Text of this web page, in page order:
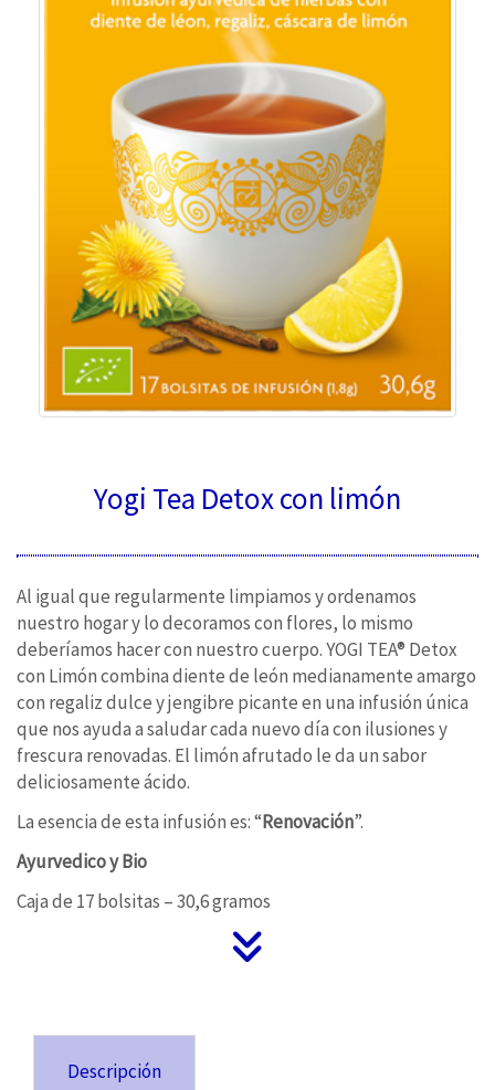
Yogi Tea Detox con limón
Al igual que regularmente limpiamos y ordenamos
nuestro hogar y lo decoramos con flores, lo mismo
deberíamos hacer con nuestro cuerpo. YOGI TEA® Detox
con Limón combina diente de león medianamente amargo
con regaliz dulce y jengibre picante en una infusión única
que nos ayuda a saludar cada nuevo día con ilusiones y
frescura renovadas. El limón afrutado le da un sabor
deliciosamente ácido.
La esencia de esta infusión es: “Renovación”.
Ayurvedico y Bio
Caja de 17 bolsitas – 30,6 gramos
Descripción